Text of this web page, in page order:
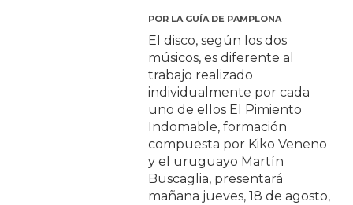
POR LA GUÍA DE PAMPLONA
El disco, según los dos
músicos, es diferente al
trabajo realizado
individualmente por cada
uno de ellos El Pimiento
Indomable, formación
compuesta por Kiko Veneno
y el uruguayo Martín
Buscaglia, presentará
mañana jueves, 18 de agosto,